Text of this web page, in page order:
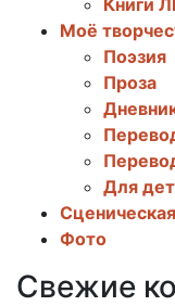
Моё
Поэзия
Проза
Для
Фото
Свежие